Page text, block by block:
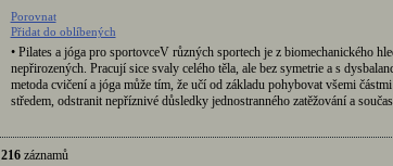
Porovnat
Přidat do oblíbených
• Pilates a jóga pro sportovceV různých sportech je z biomechanického
nepřirozených. Pracují sice svaly celého těla, ale bez symetrie a s
metoda cvičení a jóga může tím, že učí od základu pohybovat všemi
středem, odstranit nepříznivé důsledky jednostranného zatěžování a
216záznamů